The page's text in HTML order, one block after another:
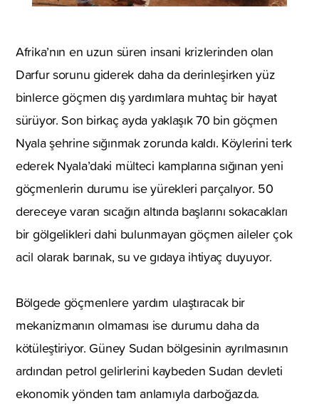
Afrika’nın en uzun süren insani krizlerinden olan
Darfur sorunu giderek daha da derinleşirken yüz
binlerce göçmen dış yardımlara muhtaç bir hayat
sürüyor. Son birkaç ayda yaklaşık 70 bin göçmen
Nyala şehrine sığınmak zorunda kaldı. Köylerini terk
ederek Nyala’daki mülteci kamplarına sığınan yeni
göçmenlerin durumu ise yürekleri parçalıyor. 50
dereceye varan sıcağın altında başlarını sokacakları
bir gölgelikleri dahi bulunmayan göçmen aileler çok
acil olarak barınak, su ve gıdaya ihtiyaç duyuyor.
Bölgede göçmenlere yardım ulaştıracak bir
mekanizmanın olmaması ise durumu daha da
kötüleştiriyor. Güney Sudan bölgesinin ayrılmasının
ardından petrol gelirlerini kaybeden Sudan devleti
ekonomik yönden tam anlamıyla darboğazda.